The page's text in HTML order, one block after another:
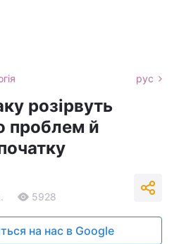
рус
розірвуть
проблем й
5928
на нас в Google